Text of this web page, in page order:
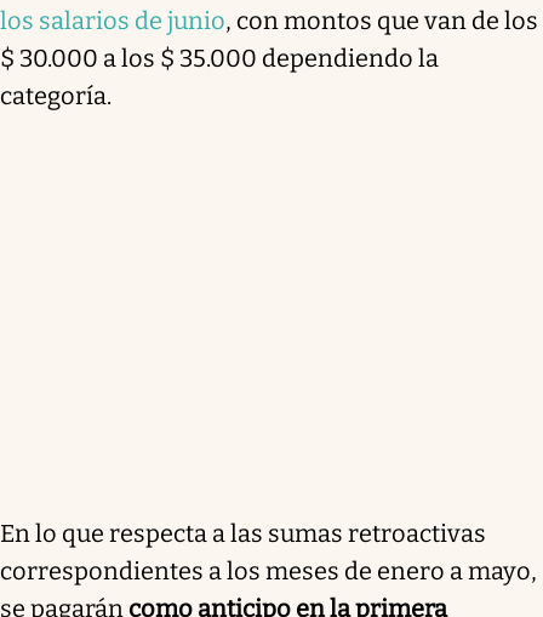
los salarios de junio, con montos que van de los
$ 30.000 a los $ 35.000 dependiendo la
categoría.
En lo que respecta a las sumas retroactivas
correspondientes a los meses de enero a mayo,
se pagarán como anticipo en la primera